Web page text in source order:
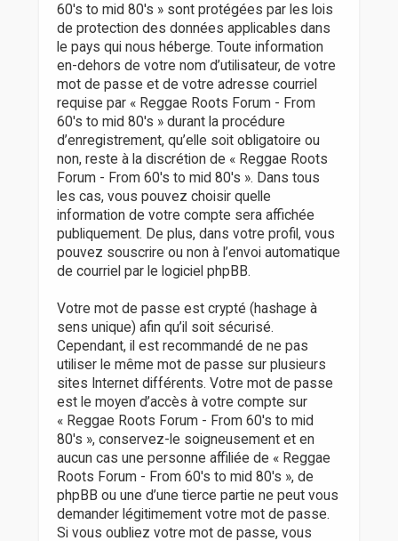
60's to mid 80's » sont protégées par les lois
de protection des données applicables dans
le pays qui nous héberge. Toute information
en-dehors de votre nom d’utilisateur, de votre
mot de passe et de votre adresse courriel
requise par « Reggae Roots Forum - From
60's to mid 80's » durant la procédure
d’enregistrement, qu’elle soit obligatoire ou
non, reste à la discrétion de « Reggae Roots
Forum - From 60's to mid 80's ». Dans tous
les cas, vous pouvez choisir quelle
information de votre compte sera affichée
publiquement. De plus, dans votre profil, vous
pouvez souscrire ou non à l’envoi automatique
de courriel par le logiciel phpBB.
Votre mot de passe est crypté (hashage à
sens unique) afin qu’il soit sécurisé.
Cependant, il est recommandé de ne pas
utiliser le même mot de passe sur plusieurs
sites Internet différents. Votre mot de passe
est le moyen d’accès à votre compte sur
« Reggae Roots Forum - From 60's to mid
80's », conservez-le soigneusement et en
aucun cas une personne affiliée de « Reggae
Roots Forum - From 60's to mid 80's », de
phpBB ou une d’une tierce partie ne peut vous
demander légitimement votre mot de passe.
Si vous oubliez votre mot de passe, vous